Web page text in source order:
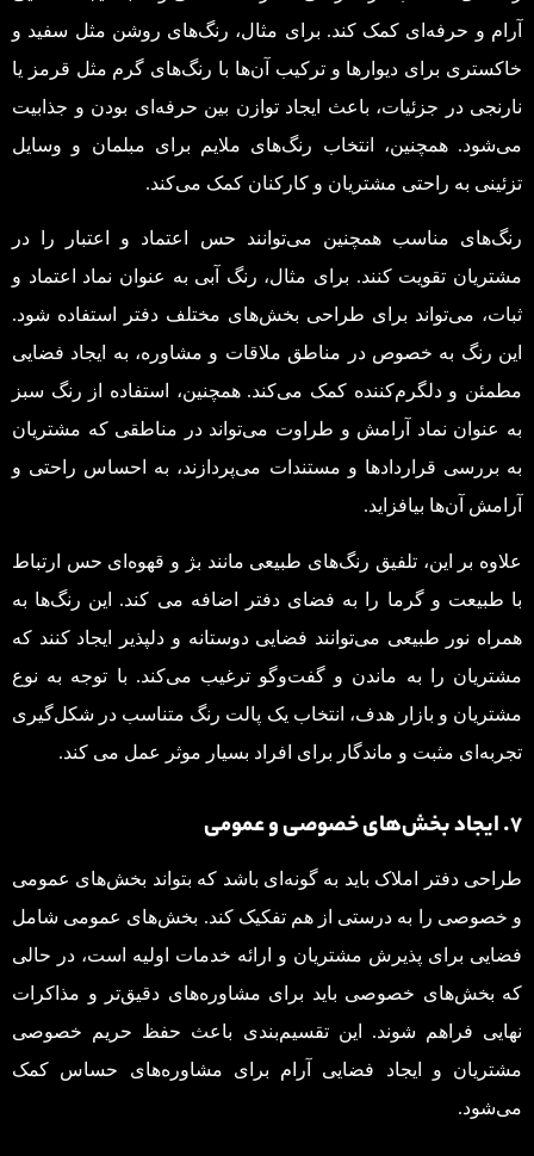
آرام و حرفه‌ای کمک کند. برای مثال، رنگ‌های روشن مثل سفید و
خاکستری برای دیوارها و ترکیب آن‌ها با رنگ‌های گرم مثل قرمز یا
نارنجی در جزئیات، باعث ایجاد توازن بین حرفه‌ای بودن و جذابیت
می‌شود. همچنین، انتخاب رنگ‌های ملایم برای مبلمان و وسایل
تزئینی به راحتی مشتریان و کارکنان کمک می‌کند.
رنگ‌های مناسب همچنین می‌توانند حس اعتماد و اعتبار را در
مشتریان تقویت کنند. برای مثال، رنگ آبی به عنوان نماد اعتماد و
ثبات، می‌تواند برای طراحی بخش‌های مختلف دفتر استفاده شود.
این رنگ به خصوص در مناطق ملاقات و مشاوره، به ایجاد فضایی
مطمئن و دلگرم‌کننده کمک می‌کند. همچنین، استفاده از رنگ سبز
به عنوان نماد آرامش و طراوت می‌تواند در مناطقی که مشتریان
به بررسی قراردادها و مستندات می‌پردازند، به احساس راحتی و
آرامش آن‌ها بیافزاید.
علاوه بر این، تلفیق رنگ‌های طبیعی مانند بژ و قهوه‌ای حس ارتباط
با طبیعت و گرما را به فضای دفتر اضافه می کند. این رنگ‌ها به
همراه نور طبیعی می‌توانند فضایی دوستانه و دلپذیر ایجاد کنند که
مشتریان را به ماندن و گفت‌وگو ترغیب می‌کند. با توجه به نوع
مشتریان و بازار هدف، انتخاب یک پالت رنگ متناسب در شکل‌گیری
تجربه‌ای مثبت و ماندگار برای افراد بسیار موثر عمل می کند.
۷. ایجاد بخش‌های خصوصی و عمومی
طراحی دفتر املاک باید به گونه‌ای باشد که بتواند بخش‌های عمومی
و خصوصی را به درستی از هم تفکیک کند. بخش‌های عمومی شامل
فضایی برای پذیرش مشتریان و ارائه خدمات اولیه است، در حالی
که بخش‌های خصوصی باید برای مشاوره‌های دقیق‌تر و مذاکرات
نهایی فراهم شوند. این تقسیم‌بندی باعث حفظ حریم خصوصی
مشتریان و ایجاد فضایی آرام برای مشاوره‌های حساس کمک
می‌شود.